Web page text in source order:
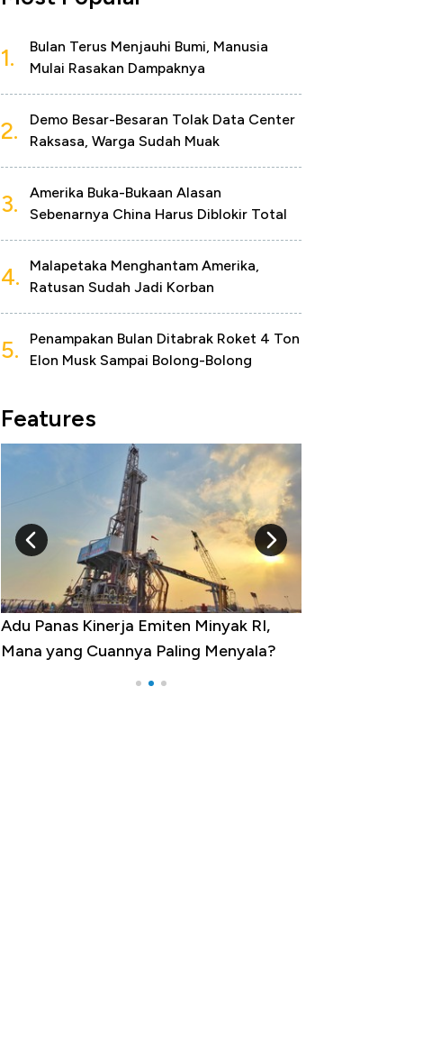
1.
Bulan Terus Menjauhi Bumi, Manusia
Mulai Rasakan Dampaknya
2.
Demo Besar-Besaran Tolak Data Center
Raksasa, Warga Sudah Muak
3.
Amerika Buka-Bukaan Alasan
Sebenarnya China Harus Diblokir Total
4.
Malapetaka Menghantam Amerika,
Ratusan Sudah Jadi Korban
5.
Penampakan Bulan Ditabrak Roket 4 Ton
Elon Musk Sampai Bolong-Bolong
Features
Adu Panas Kinerja Emiten Minyak RI,
Mana yang Cuannya Paling Menyala?